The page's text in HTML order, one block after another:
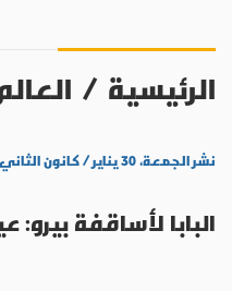
الرئيسية /
نشر الجمعة، ٣٠ يناير / كانون الثاني ٢٠٢٦
البابا لأساقفة